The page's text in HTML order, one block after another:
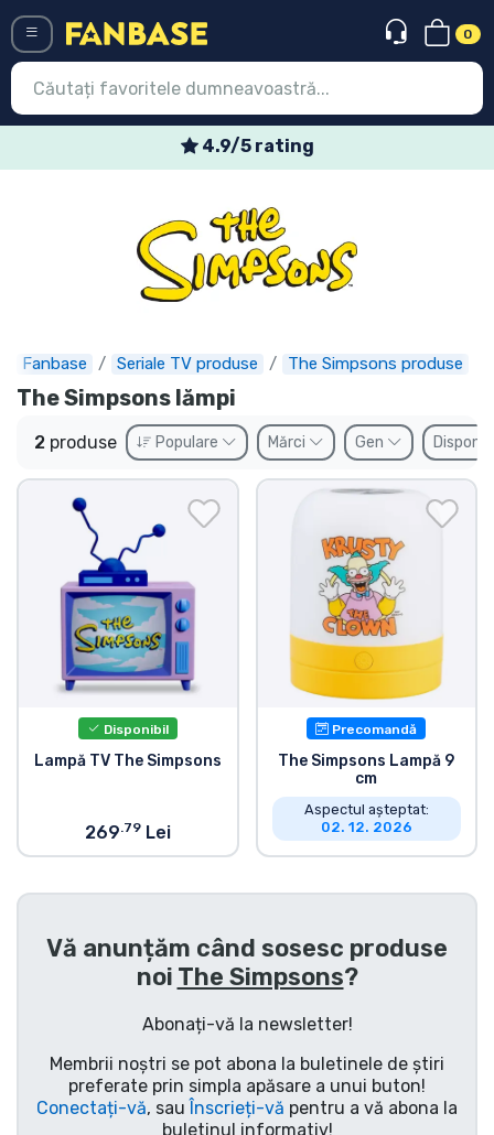
0
4.9/5 rating
Fanbase Seriale TV produse The Simpsons produse
The Simpsons lămpi
2 produse Populare Mărci Gen
Disponibil
Lampă TV The Simpsons
269.79Lei
Precomandă
The Simpsons Lampă 9
cm
Aspectul așteptat:
02. 12. 2026
Vă anunțăm când sosesc produse
noi The Simpsons?
Abonați-vă la newsletter!
Membrii noștri se pot abona la buletinele de știri
preferate prin simpla apăsare a unui buton!
Conectați-vă, sau Înscrieți-vă pentru a vă abona la
buletinul informativ!
Expres
Precomenzi
Outlet produse
Transport și plată
Sortare după serie
Sortare după filme
Sortare după desene animate
Sortare după Anime
Sortare după jocuri
Sortare după muzică
Tipuri de produse
Mărci